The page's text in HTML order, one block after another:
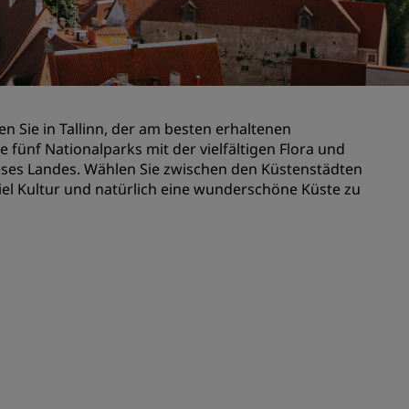
Hochzeitslocations
Nachhaltige Aufenthalte
Aufenthalte für Sportteams
Hotels im Stadtzentrum
Besuchen Sie unseren Blog
Sie in Tallinn, der am besten erhaltenen
fünf Nationalparks mit der vielfältigen Flora und
Landes. Wählen Sie zwischen den Küstenstädten
Kultur und natürlich eine wunderschöne Küste zu